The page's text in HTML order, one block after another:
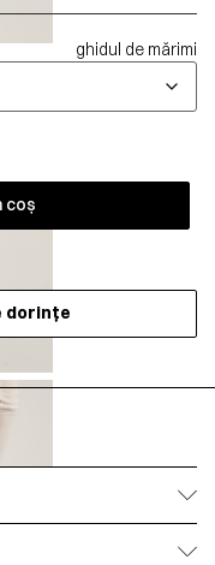
ghidul de mărimi
coș
dorințe